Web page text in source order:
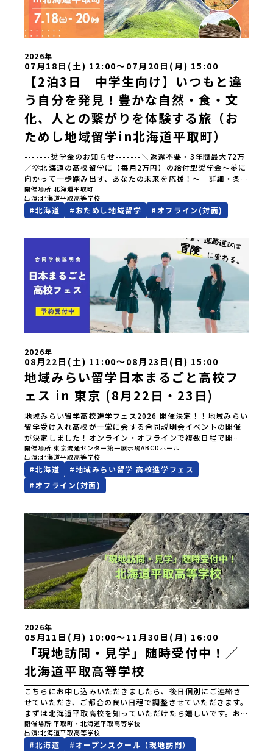
2026年
07月18日(土) 12:00〜07月20日(月) 15:00
【2泊3日｜中学生向け】いつもと違
う自分を発見！豊かな自然・食・文
化、人との繋がりを体験する旅（お
ためし地域留学in北海道平取町）
-------奨学金のお知らせ-------＼返還不要・3年間最大72万
／💡北海道の高校留学に【毎月2万円】の給付型奨学金～夢に
向かって一歩踏み出す、あなたの未来を応援！～ 詳細・条
件はこちらから---------------------------------＜体験費・
宿泊費が無料＞累計3,000万部以上販売された大人気マンガ
「ゴールデンカムイ」の実写版映画に登場する町！北海道の
い！」「アイヌ文化の歴史や、マンガに登場する世界を自分
の手で探求したい！」「自然が好きでもっと触れてあそびた
い！」そんな中学生のみなさんにおすすめ！「おためし地域
留学体験」は、日本全国約200の高校と連携し、地域の枠を超
えて学校生活を送る「地域みらい留学」をプチ体験できるプ
ログラムです。はじめてのひとり旅でも安心！現地でもスタ
ッフがしっかりとサポートいたします。今回のフィールドは
「北海道平取町（びらとりちょう）」北海道の南に位置する
平取町（びらとりちょう）。壮大な自然と「アイヌ文化」が
（びらとり）」は、アイヌ語「ピラ・ウトゥル」（崖の間を
意味）という言葉から名付けられました。見上げるほど大き
な山々が連なる「幌尻岳（ぽろしりだけ）」の景色は絶景！
日本一の広さを誇る「すずらん」が咲く花畑や、和牛がのん
びりと過ごす放牧地。日本一の清流に選ばれたこともある、
ヤマメやニジマスが泳ぐ「沙流川（さるがわ）」。他の地域
では見ることのできない圧倒的スケールの自然を味わうこと
ができます。さらに、源義経（みなもとのよしつね）とも縁
が深いとされている地域で、義経を祀った神社や公園などが
存在し、アイヌ民族と日本の歴史を交差する瞬間を肌で体感
できる町です。北の大地で育まれた「アイヌ文化」とは？
「アイヌ」の文化は北海道を中心とした北部周辺で、先住民
族である「アイヌ民族」によって大切に育まれてきた文化で
す。日本語とは異なる響きを持つ「アイヌ語」や、自然界の
庭での行事などに踊られる「古式舞踊」、独特の文様による
刺繍（ししゅう）、木彫り等の工芸など、ユニークな文化が
存在します。アイヌ文化では、人間のまわりに存在する生き
物や自然のチカラ、暮らしの道具のうち、人間にとって大切
な役割を持っているものを「カムイ」と呼んでいます。いつ
も自分たちを見守ってくれているもの、例えば、身近な動植
物や、暮らしに欠かせない火、水、風、そして雄大な山や川
などもすべて「カムイ」です。この文化と精神性をテーマに
した大人気マンガ「ゴールデンカムイ」は、累計3000万部以
を集めています。今回は、平取町の中でもアイヌ文化に触れ
ることのできる「二風谷（にぶたに）コタン」へ出発！アイ
ヌの家や暮らし、食などを体感することができます。ぜひ現
地で味わってみてください🎵（写真撮影：志鎌康平）未来の
自分をイメージする。地元の高校生との特別な交流この旅の
大きな魅力は、地元の「平取高校」の先輩たちと過ごす時間
です。 ただ校舎を眺める見学ではありません。高校生が自ら
企画したアクティビティを通じて、年の近い先輩たちと本音
で交流することができます。魅力的な大人たちと対話をしな
がら町の歴史や「生き方」を学ぶことができ、大充実の2泊3
日になること間違いなし！そんなユニークな魅力がたっぷり
つまった北海道平取町へ、人生の可能性をひらく特別な旅に
開催場所 北海道平取町
出演 北海道平取高等学校
#北海道 # おためし地域留学 #オフライン(対面)
2026年
08月22日(土) 11:00〜08月23日(日) 15:00
地域みらい留学日本まるごと高校フ
ェス in 東京 (8月22日・23日)
地域みらい留学高校進学フェス2026 開催決定！！地域みらい
留学受け入れ高校が一堂に会する合同説明会イベントの開催
が決定しました！オンライン・オフラインで複数日程で開催
いたしますので、奮ってご参加ください。皆様にお会いでき
ますことを楽しみにしております。ページ下の「申し込む」
ボタンより事前予約をお願いいたします。\ 地域みらい留学高
校進学フェス in 東京 (8月22日・23日)/日時2026年8月22日
(土)11:00-17:00 8月23日(日)10:30-15:00場所東京
夕張高等学校北海道松前高等学校北海道知内高等学校北海道
上ノ国高等学校北海道奥尻高等学校ニセコ国際高等学校北海
道おといねっぷ美術工芸高等学校北海道幌加内高等学校北海
道苫前商業高等学校北海道斜里高等学校北海道湧別高等学校
北海道大空高等学校北海道平取高等学校北海道上士幌高等学
校北海道大樹高等学校北海道池田高等学校北海道白糠高等学
校北海道標津高等学校北海道羅臼高等学校北海道佐呂間高等
学校北海道雄武高等学校北海道月形高等学校 東北 青森県
立三戸高等学校青森県立名久井農業高等学校岩手県立沼宮内
県立岩泉高等学校岩手県立種市高等学校宮城県中新田高等学
校秋田県立男鹿海洋高等学校秋田県立矢島高等学校秋田県立
角館高等学校秋田県立鹿角高等学校山形県立谷地高等学校山
形県立長井工業高等学校山形県立新庄神室産業高等学校金山
校山形県立高畠高等学校山形県立小国高等学校福島県立川俣
高等学校福島県立只見高等学校福島県立猪苗代高等学校福島
県立川口高等学校 関東 茨城県立大子清流高等学校 中
部 新潟県立村上高等学校新潟県立佐渡高等学校新潟県立佐
渡総合高等学校新潟県立羽茂高等学校新潟県立加茂農林高等
学校新潟県立国際情報高等学校石川県立能登高等学校福井県
立若狭高等学校長野県木曽青峰高等学校長野県白馬高等学校
富山県立氷見高等学校静岡県立伊豆総合高等学校土肥分校静
開催場所 東京流通センター第一展示場ABCDホール
出演 北海道平取高等学校
#北海道 #地域みらい留学 高校進学フェス
#オフライン(対面)
2026年
05月11日(月) 10:00〜11月30日(月) 16:00
「現地訪問・見学」随時受付中！／
北海道平取高等学校
こちらにお申し込みいただきましたら、後日個別にご連絡さ
せていただき、ご都合の良い日程で調整させていただきます。
まずは北海道平取高校を知っていただけたら嬉しいです。お
気軽にご連絡ください。こんにちは、北海道平取高校です。
北海道平取町は北海道の中でも夏は涼しく、冬は雪が少な
い、１年を通して暮らしやすい町です。農業が盛んで、トマ
開催場所 平取町・北海道平取高等学校
出演 北海道平取高等学校
#北海道 #オープンスクール（現地訪問）